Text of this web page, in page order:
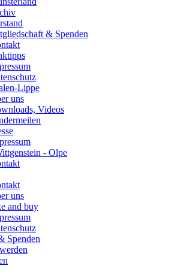
& Spenden
Lippe
uns
Videos
- Olpe
uns
and buy
Spenden